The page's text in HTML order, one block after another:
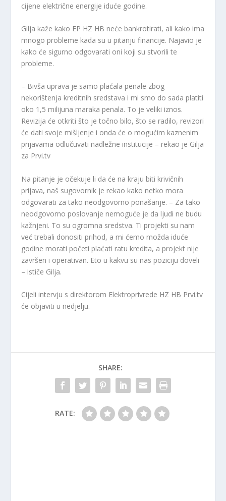
cijene električne energije iduće godine.
Gilja kaže kako EP HZ HB neće bankrotirati, ali kako ima
mnogo probleme kada su u pitanju financije. Najavio je
kako će sigurno odgovarati oni koji su stvorili te
probleme.
– Bivša uprava je samo plaćala penale zbog
nekorištenja kreditnih sredstava i mi smo do sada platiti
oko 1,5 milijuna maraka penala. To je veliki iznos.
Revizija će otkriti što je točno bilo, što se radilo, revizori
će dati svoje mišljenje i onda će o mogućim kaznenim
prijavama odlučuvati nadležne institucije – rekao je Gilja
za Prvi.tv
Na pitanje je očekuje li da će na kraju biti krivičnih
prijava, naš sugovornik je rekao kako netko mora
odgovarati za tako neodgovorno ponašanje. – Za tako
neodgovorno poslovanje nemoguće je da ljudi ne budu
kažnjeni. To su ogromna sredstva. Ti projekti su nam
već trebali donositi prihod, a mi ćemo možda iduće
godine morati početi plaćati ratu kredita, a projekt nije
završen i operativan. Eto u kakvu su nas poziciju doveli
– ističe Gilja.
Cijeli intervju s direktorom Elektroprivrede HZ HB Prvi.tv
će objaviti u nedjelju.
SHARE:
RATE: